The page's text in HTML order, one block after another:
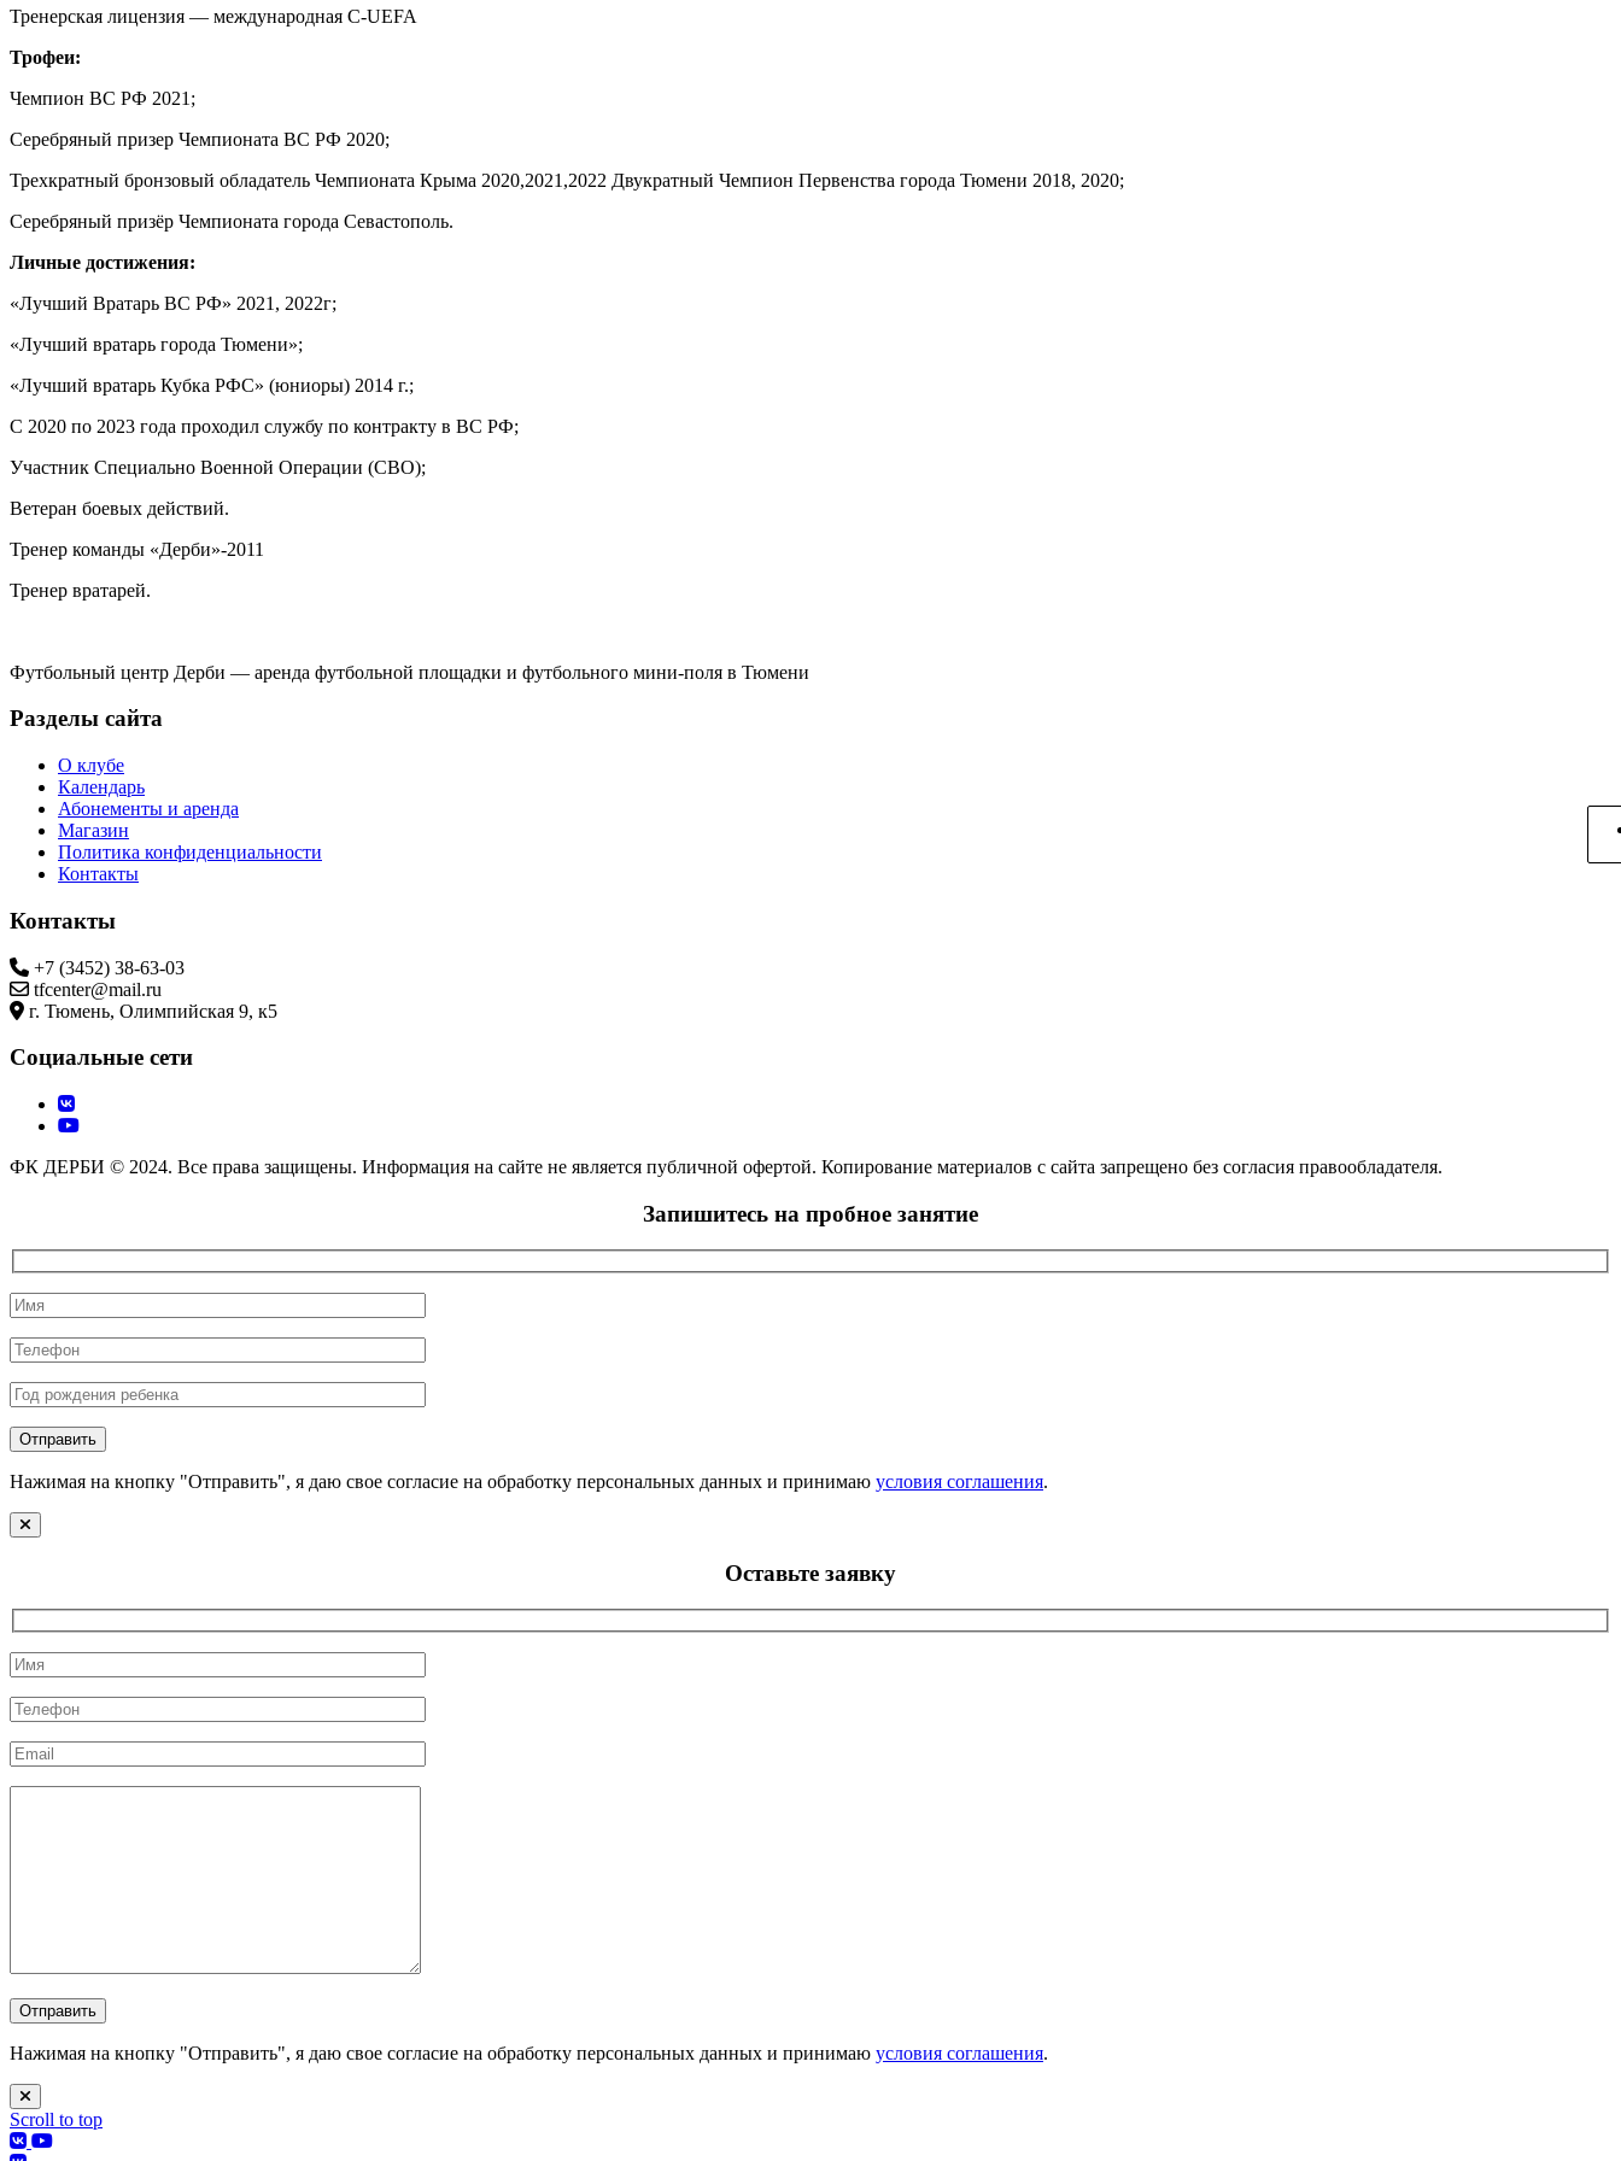
Тренерская лицензия — международная C-UEFA
Трофеи:
Чемпион ВС РФ 2021;
Серебряный призер Чемпионата ВС РФ 2020;
Трехкратный бронзовый обладатель Чемпионата Крыма 2020,2021,2022 Двукратный Чемпион Первенства города Тюмени 2018, 2020;
Серебряный призёр Чемпионата города Севастополь.
Личные достижения:
«Лучший Вратарь ВС РФ» 2021, 2022г;
«Лучший вратарь города Тюмени»;
«Лучший вратарь Кубка РФС» (юниоры) 2014 г.;
С 2020 по 2023 года проходил службу по контракту в ВС РФ;
Участник Специально Военной Операции (СВО);
Ветеран боевых действий.
Тренер команды «Дерби»-2011
Тренер вратарей.
Футбольный центр Дерби — аренда футбольной площадки и футбольного мини-поля в Тюмени
Разделы сайта
О клубе
Календарь
Абонементы и аренда
Магазин
Политика конфиденциальности
Контакты
Контакты
+7 (3452) 38-63-03
tfcenter@mail.ru
г. Тюмень, Олимпийская 9, к5
Социальные сети
ФК ДЕРБИ © 2024. Все права защищены. Информация на сайте не является публичной офертой. Копирование материалов с сайта запрещено без согласия правообладателя.
Запишитесь на пробное занятие
Нажимая на кнопку "Отправить", я даю свое согласие на обработку персональных данных и принимаю условия соглашения.
Оставьте заявку
Нажимая на кнопку "Отправить", я даю свое согласие на обработку персональных данных и принимаю условия соглашения.
Scroll to top